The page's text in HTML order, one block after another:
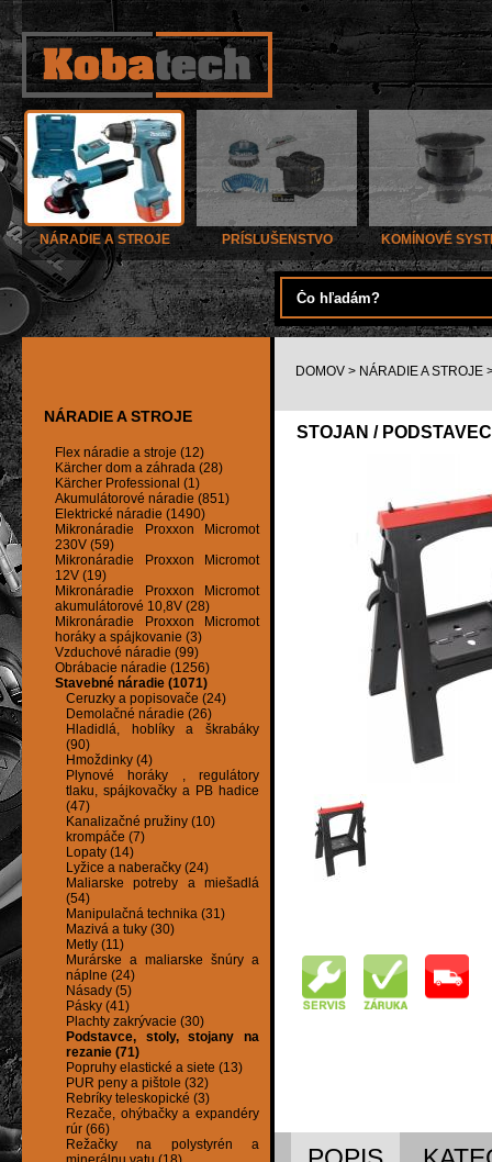
NÁRADIE A STROJE PRÍSLUŠENSTVO KOMÍNOVÉ
NÁRADIE A STROJE
Flex náradie a stroje (12)
Kärcher dom a záhrada (28)
Kärcher Professional (1)
Akumulátorové náradie (851)
Elektrické náradie (1490)
Mikronáradie Proxxon Micromot
230V (59)
Mikronáradie Proxxon Micromot
12V (19)
Mikronáradie Proxxon Micromot
akumulátorové 10,8V (28)
Mikronáradie Proxxon Micromot
horáky a spájkovanie (3)
Vzduchové náradie (99)
Obrábacie náradie (1256)
Stavebné náradie (1071)
Ceruzky a popisovače (24)
Demolačné náradie (26)
Hladidlá, hoblíky a škrabáky
(90)
Hmoždinky (4)
Plynové horáky , regulátory
tlaku, spájkovačky a PB hadice
(47)
Kanalizačné pružiny (10)
krompáče (7)
Lopaty (14)
Lyžice a naberačky (24)
Maliarske potreby a miešadlá
(54)
Manipulačná technika (31)
Mazivá a tuky (30)
Metly (11)
Murárske a maliarske šnúry a
náplne (24)
Násady (5)
Pásky (41)
Plachty zakrývacie (30)
Podstavce, stoly, stojany na
rezanie (71)
Popruhy elastické a siete (13)
PUR peny a pištole (32)
Rebríky teleskopické (3)
Rezače, ohýbačky a expandéry
rúr (66)
Režačky na polystyrén a
DOMOV > NÁRADIE A STROJE
STOJAN /